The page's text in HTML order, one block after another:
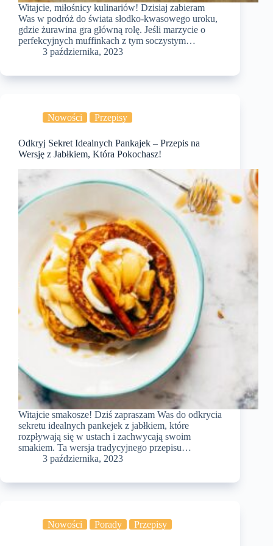
Witajcie, miłośnicy kulinariów! Dzisiaj zabieram
Was w podróż do świata słodko-kwasowego uroku,
gdzie żurawina gra główną rolę. Jeśli marzycie o
perfekcyjnych muffinkach z tym soczystym…
3 października, 2023
Nowości Przepisy
Odkryj Sekret Idealnych Pankajek – Przepis na
Wersję z Jabłkiem, Która Pokochasz!
Witajcie smakosze! Dziś zapraszam Was do odkrycia
sekretu idealnych pankejek z jabłkiem, które
rozpływają się w ustach i zachwycają swoim
smakiem. Ta wersja tradycyjnego przepisu…
3 października, 2023
Nowości Porady Przepisy